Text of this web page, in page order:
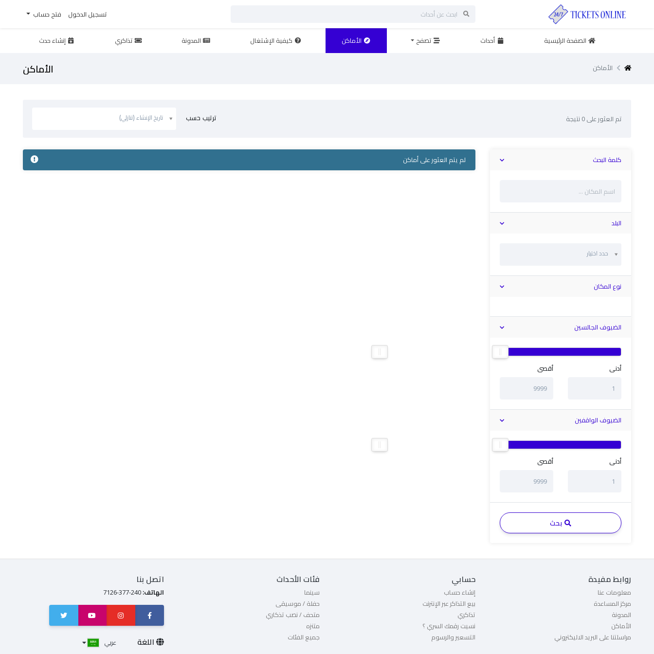
تسجيل الدخول فتح حساب
الصفحة الرئيسية أحداث تصفح الأماكن كيفية الإشتغال المدونة تذاكري إنشاء حدث
الأماكن الأماكن
تم العثور على 0 نتيجة ترتيب حسب تاريخ الإنشاء (تنازلي)
الإنشاء
(تنازلي)
تاريخ
كلمة البحث
البلد
حدد اختيار
نوع المكان
الضيوف الجالسين
أدنى أقصى
الضيوف الواقفين
أدنى أقصى
بحث
لم يتم العثور على أماكن
روابط مفيدة
معلومات عنا
مركز المساعدة
المدونة
الأماكن
مراسلتنا على البريد الاليكتروني
حسابي
إنشاء حساب
بيع التذاكر عبر الإنترنت
تذاكري
نسيت رقمك السري ؟
التسعير والرسوم
فئات الأحداث
سينما
حفلة / موسيقى
متحف / نصب تذكاري
متنزه
جميع الفئات
اتصل بنا
الهاتف: 240-377-7126
اللغة عربي